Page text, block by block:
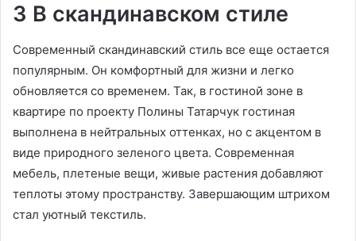
3 В скандинавском стиле
Современный скандинавский стиль все еще остается
популярным. Он комфортный для жизни и легко
обновляется со временем. Так, в гостиной зоне в
квартире по проекту Полины Татарчук гостиная
выполнена в нейтральных оттенках, но с акцентом в
виде природного зеленого цвета. Современная
мебель, плетеные вещи, живые растения добавляют
теплоты этому пространству. Завершающим штрихом
стал уютный текстиль.